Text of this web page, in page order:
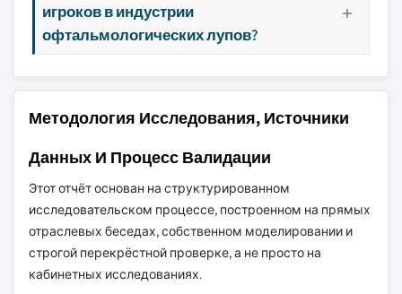
игроков в индустрии
офтальмологических лупов?
Методология Исследования, Источники
Данных И Процесс Валидации
Этот отчёт основан на структурированном
исследовательском процессе, построенном на прямых
отраслевых беседах, собственном моделировании и
строгой перекрёстной проверке, а не просто на
кабинетных исследованиях.